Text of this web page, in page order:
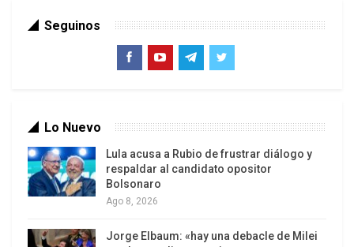
del régimen agrario latifundista, la pérdida del
poder de la oligarquía interna, el desarrollo de un
estratégicos del proceso de distribución y la
cierta gama de actividades productivas y de
servicios, dentro de la esfera puramente
económica…” “…planteamos la exigencia de la
liquidación del capitalismo que ha adquirido en
Seguinos
Lo Nuevo
Lula acusa a Rubio de frustrar diálogo y
respaldar al candidato opositor
Bolsonaro
Ago 8, 2026
Jorge Elbaum: «hay una debacle de Milei